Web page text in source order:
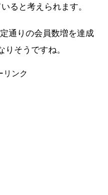
ると考えられます。
通りの会員数増を達成
そうですね。
リンク